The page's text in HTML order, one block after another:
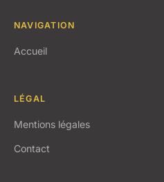
NAVIGATION
Accueil
LÉGAL
Mentions légales
Contact